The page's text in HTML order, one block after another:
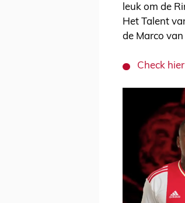
leuk om de
Het Talent
de Marco
Check